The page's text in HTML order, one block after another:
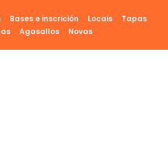
Bases e inscrición Locais
Tapas
Agasallos Novas